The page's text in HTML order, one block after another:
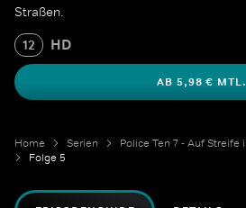
Straßen.
12 HD
AB 5,98 € MTL.
Home Serien
Folge 5